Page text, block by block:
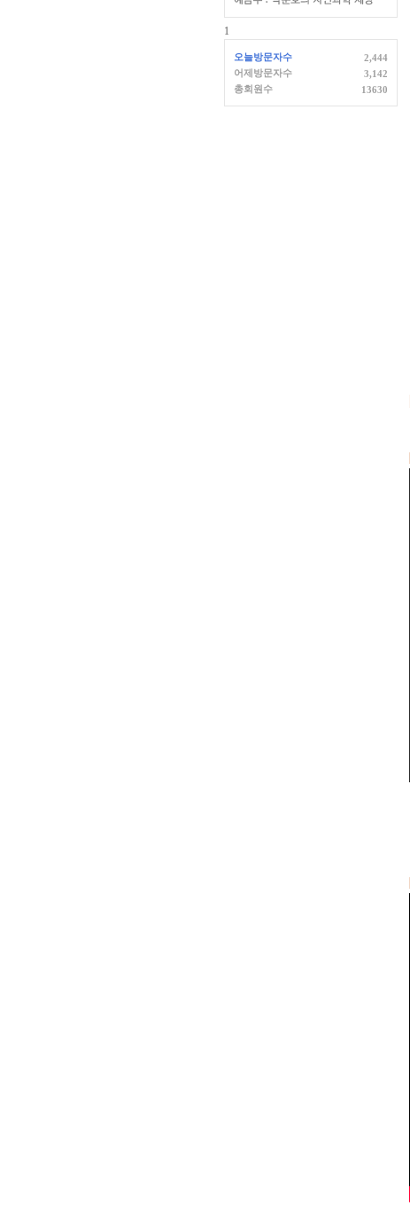
1
오늘방문자수
2,444
어제방문자수
3,142
총회원수
13630